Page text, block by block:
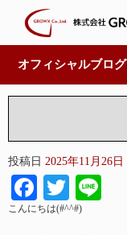
オフィシャルブログ
投稿日 2025年11月26日
Facebook
こんにちは(#^^#)